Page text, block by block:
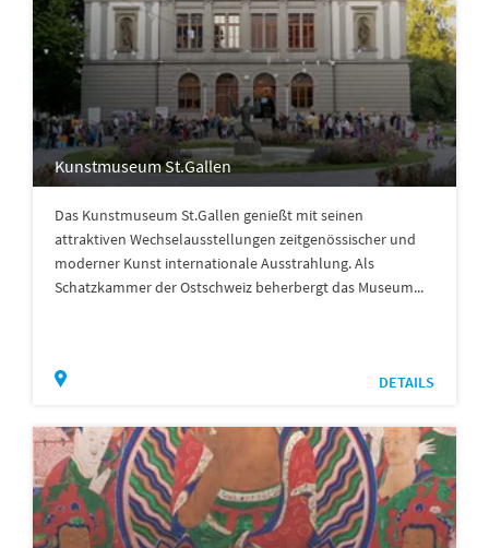
Kunstmuseum St.Gallen
Das Kunstmuseum St.Gallen genießt mit seinen
attraktiven Wechselausstellungen zeitgenössischer und
moderner Kunst internationale Ausstrahlung. Als
Schatzkammer der Ostschweiz beherbergt das Museum...
DETAILS